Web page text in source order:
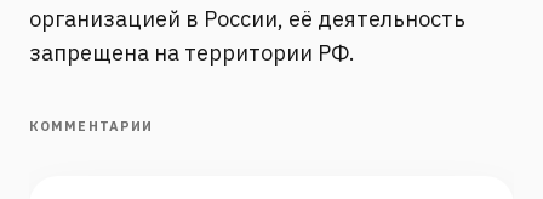
организацией в России, её деятельность
запрещена на территории РФ.
КОММЕНТАРИИ